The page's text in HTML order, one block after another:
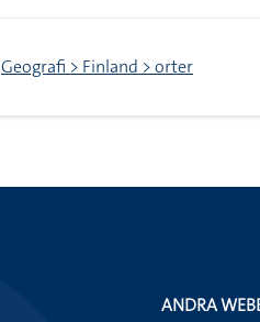
Geografi > Finland > orter
ANDRA